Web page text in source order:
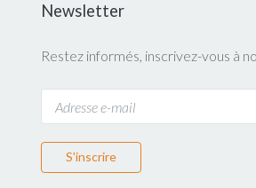
Newsletter
Restez informés, inscrivez-vous à
S'inscrire